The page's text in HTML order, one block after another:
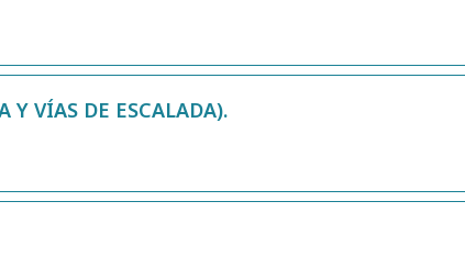
Y VÍAS DE ESCALADA).